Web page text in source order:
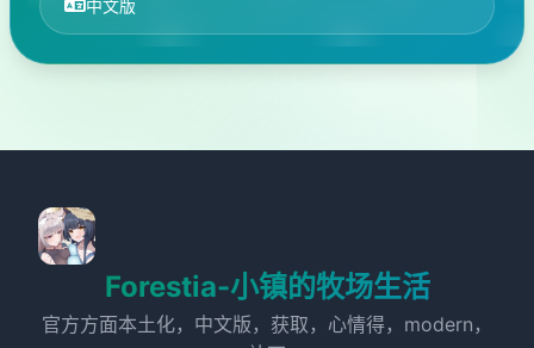
中文版
Forestia-小镇的牧场生活
官方方面本土化，中文版，获取，心情得，modern，